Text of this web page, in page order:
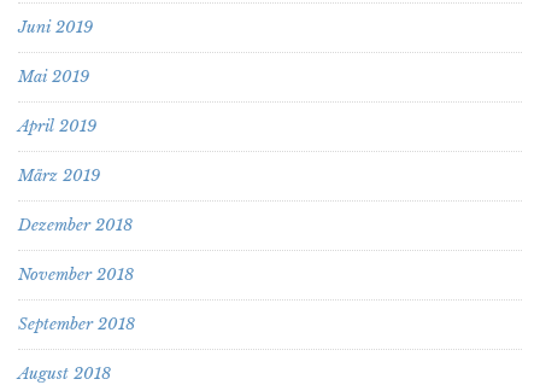
Juni 2019
Mai 2019
April 2019
März 2019
Dezember 2018
November 2018
September 2018
August 2018